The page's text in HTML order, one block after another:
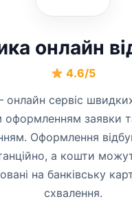
онлайн
4.6/5
онлайн сервіс
оформленням заявки
Оформлення
а кошти
на банківську
схвалення.